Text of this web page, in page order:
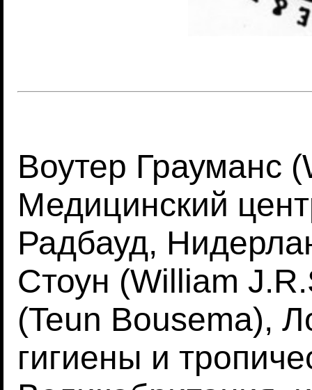
Воутер Грауманс
Медицинский
Радбауд,
Стоун (William
(Teun Bousema),
гигиены и